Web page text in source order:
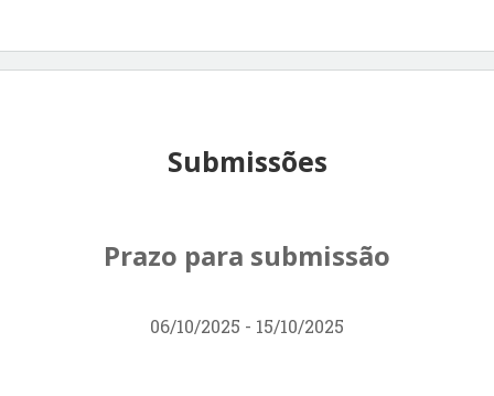
Submissões
Prazo para submissão
06/10/2025 - 15/10/2025